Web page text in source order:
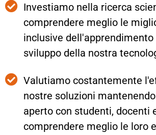
Investiamo nella ricerca
comprendere meglio le
inclusive dell'apprendimento
sviluppo della nostra
Valutiamo costantemente
nostre soluzioni
aperto con studenti, docenti
comprendere meglio le loro